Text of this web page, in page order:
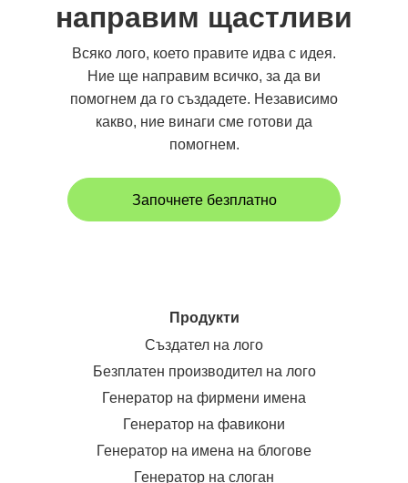
направим щастливи
Всяко лого, което правите идва с идея.
Ние ще направим всичко, за да ви
помогнем да го създадете. Независимо
какво, ние винаги сме готови да
помогнем.
Започнете безплатно
Продукти
Създател на лого
Безплатен производител на лого
Генератор на фирмени имена
Генератор на фавикони
Генератор на имена на блогове
Генератор на слоган